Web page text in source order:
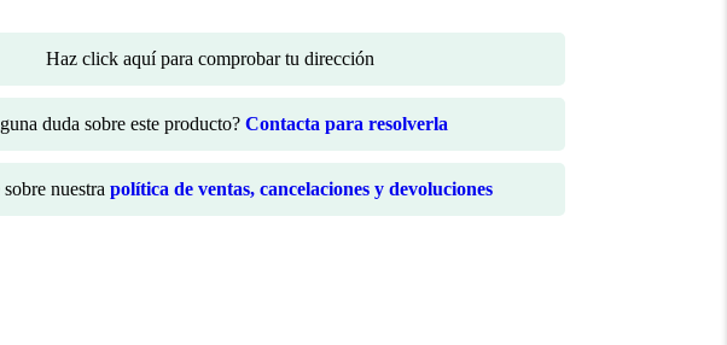
Haz click aquí para comprobar tu dirección
duda sobre este producto? Contacta para resolverla
nuestrapolítica de ventas, cancelaciones y devoluciones